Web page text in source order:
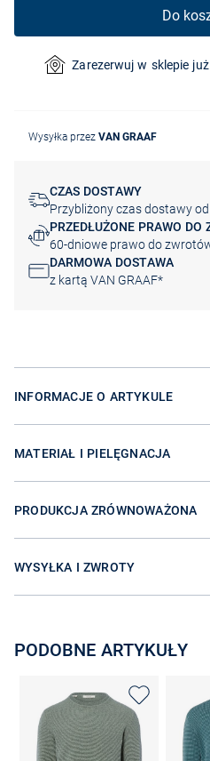
Do
Zarezerwuj w sklepie
Wysyłka przez VAN GRAAF
CZAS DOSTAWY
Przybliżony czas dostawy
PRZEDŁUŻONE PRAWO DO
60-dniowe prawo do
DARMOWA DOSTAWA
z kartą VAN GRAAF*
INFORMACJE O ARTYKULE
MATERIAŁ I PIELĘGNACJA
PRODUKCJA ZRÓWNOWAŻONA
WYSYŁKA I ZWROTY
PODOBNE ARTYKUŁY